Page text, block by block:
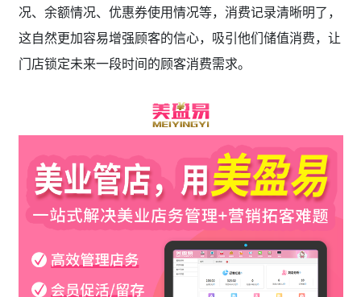
况、余额情况、优惠券使用情况等，消费记录清晰明了，
这自然更加容易增强顾客的信心，吸引他们储值消费，让
门店锁定未来一段时间的顾客消费需求。